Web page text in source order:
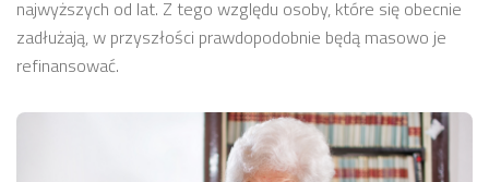
najwyższych od lat. Z tego względu osoby, które się obecnie
zadłużają, w przyszłości prawdopodobnie będą masowo je
refinansować.